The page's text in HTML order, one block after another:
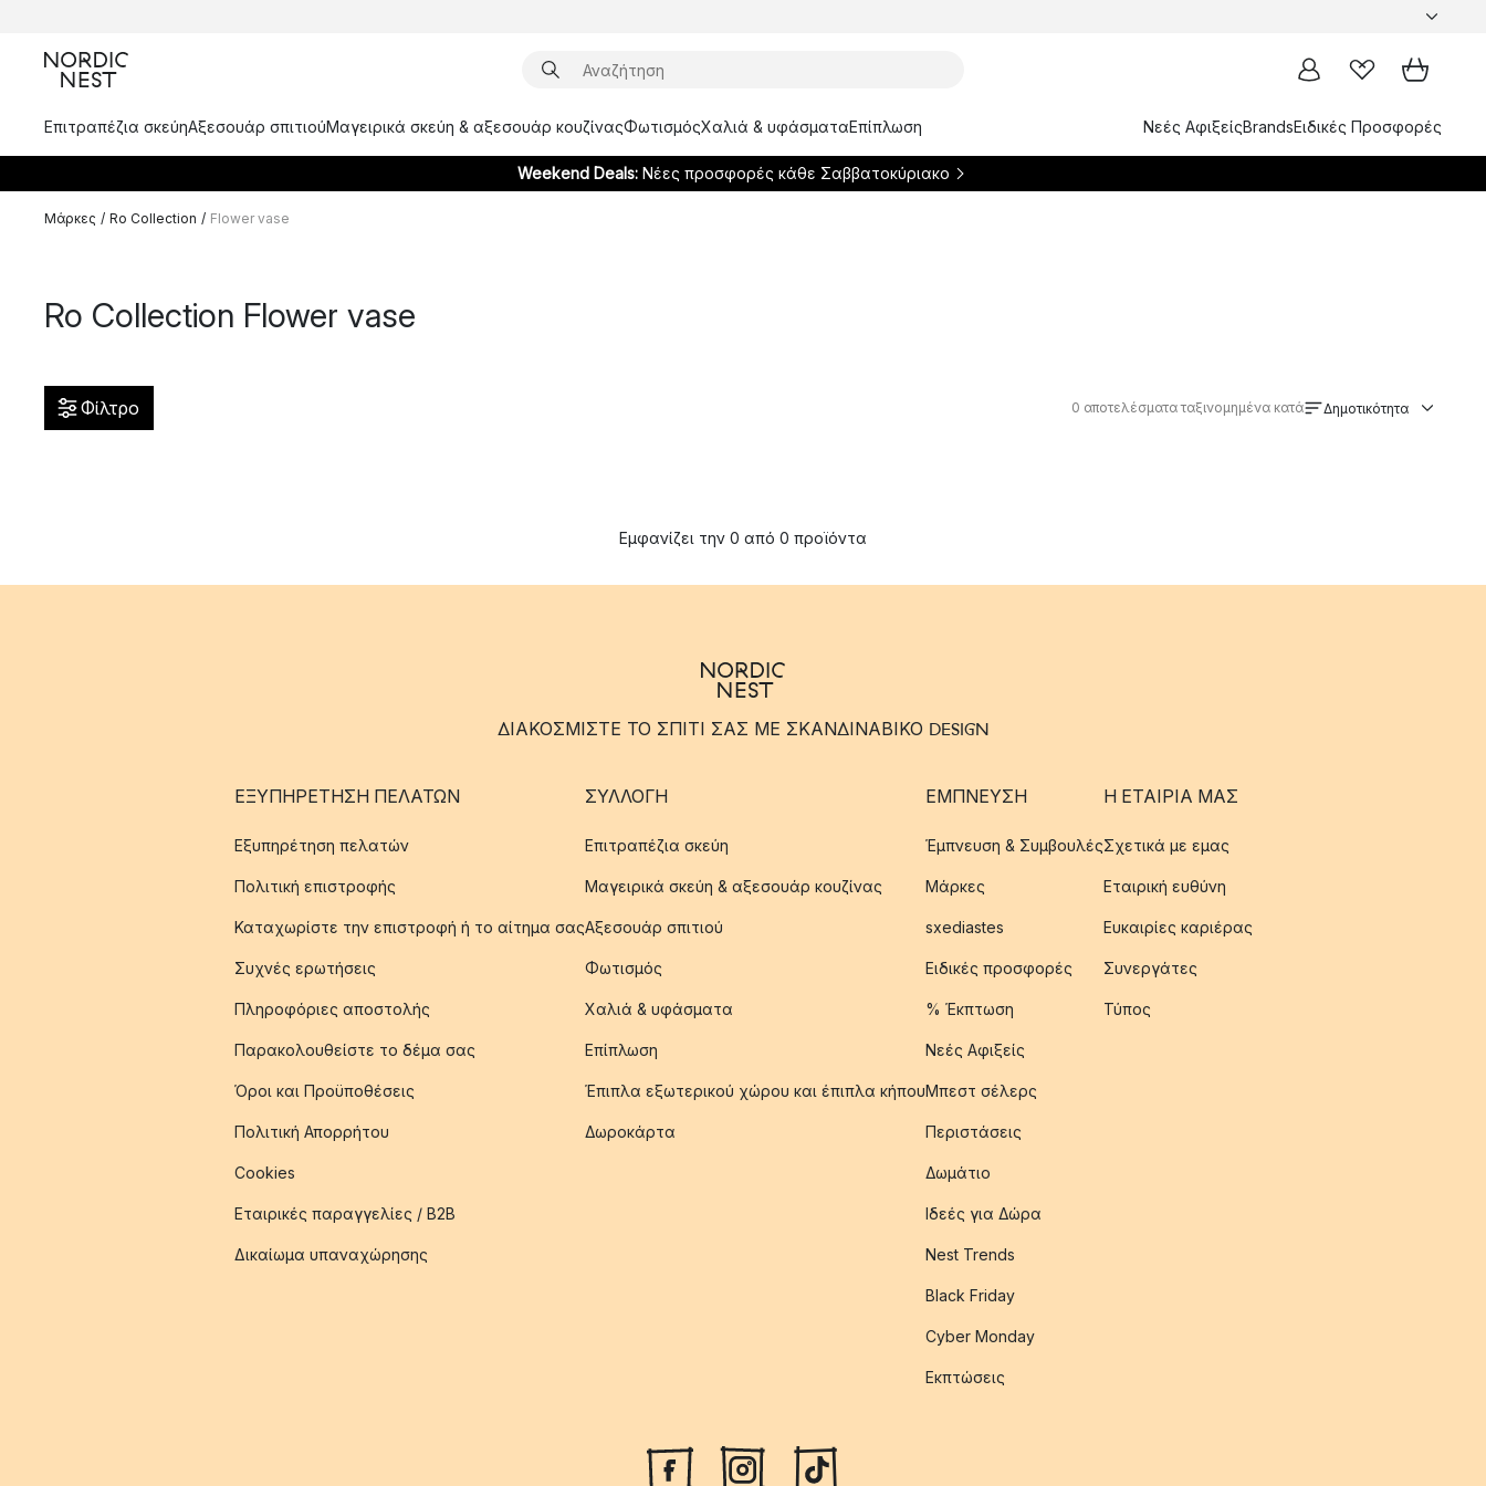
Επιτραπέζια σκεύηΑξεσουάρ σπιτιούΜαγειρικά σκεύη & αξεσουάρ κουζίναςΦωτισμόςΧαλιά & υφάσματαΕπίπλωση Νεές ΑφιξείςBrandsΕιδικές Προσφορές
Weekend Deals: Νέες προσφορές κάθε Σαββατοκύριακο
Μάρκες / Ro Collection / Flower vase
Ro Collection Flower vase
Φίλτρο 0 αποτελέσματα ταξινομημένα κατά Δημοτικότητα
Εμφανίζει την 0 από 0 προϊόντα
ΔΙΑΚΟΣΜΙΣΤΕ ΤΟ ΣΠΙΤΙ ΣΑΣ ΜΕ ΣΚΑΝΔΙΝΑΒΙΚΟ DESIGN
ΕΞΥΠΗΡΈΤΗΣΗ ΠΕΛΑΤΏΝ
Εξυπηρέτηση πελατών
Πολιτική επιστροφής
Καταχωρίστε την επιστροφή ή το αίτημα σας
Συχνές ερωτήσεις
Πληροφόριες αποστολής
Παρακολουθείστε το δέμα σας
Όροι και Προϋποθέσεις
Πολιτική Απορρήτου
Cookies
Εταιρικές παραγγελίες / B2B
Δικαίωμα υπαναχώρησης
ΣΥΛΛΟΓΉ
Επιτραπέζια σκεύη
Μαγειρικά σκεύη & αξεσουάρ κουζίνας
Αξεσουάρ σπιτιού
Φωτισμός
Χαλιά & υφάσματα
Επίπλωση
Έπιπλα εξωτερικού χώρου και έπιπλα κήπου
Δωροκάρτα
ΈΜΠΝΕΥΣΗ
Έμπνευση & Συμβουλές
Μάρκες
sxediastes
Ειδικές προσφορές
% Έκπτωση
Νεές Αφιξείς
Μπεστ σέλερς
Περιστάσεις
Δωμάτιο
Ιδεές για Δώρα
Nest Trends
Black Friday
Cyber Monday
Εκπτώσεις
Η ΕΤΑΊΡΙΑ ΜΑΣ
Σχετικά με εμας
Εταιρική ευθύνη
Ευκαιρίες καριέρας
Συνεργάτες
Τύπος